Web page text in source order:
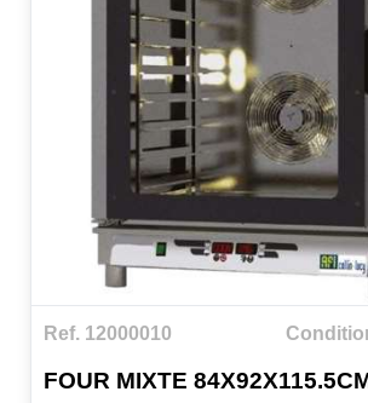
Ref. 12000010
FOUR MIXTE